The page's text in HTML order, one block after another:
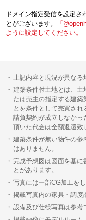
ドメイン指定受信を設定さ
とがございます。
「
ように設定してください。
上記内容と現況が異な
建築条件付土地とは、土
たは売主の指定する建築
とを条件として売買さ
請負契約が成立しなかっ
頂いた代金は全額返還致
建築条件が無い物件の参
はありません。
完成予想図は図面を基に
とがあります。
写真には一部CG加工を
掲載写真内の家具・調度
設備及び仕様写真は参考